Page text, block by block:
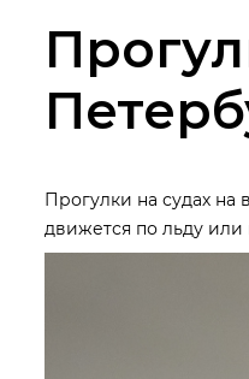
Прогулки на судах
движется по льду или